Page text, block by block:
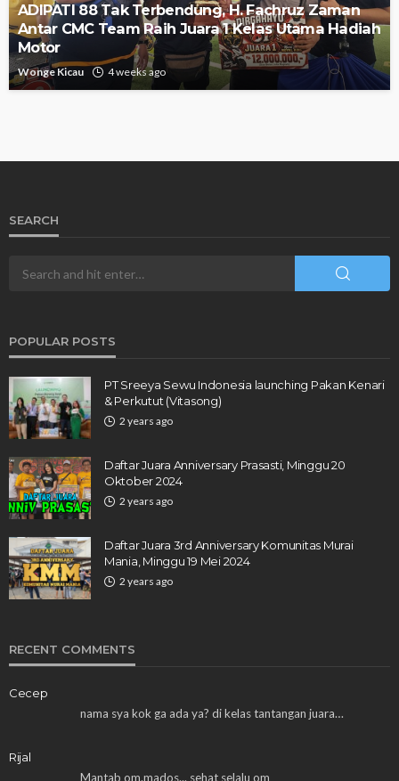
ADIPATI 88 Tak Terbendung, H. Fachruz Zaman
Antar CMC Team Raih Juara 1 Kelas Utama Hadiah
Motor
Wonge Kicau 4 weeks ago
SEARCH
POPULAR POSTS
PT Sreeya Sewu Indonesia launching Pakan Kenari
& Perkutut (Vitasong)
2 years ago
Daftar Juara Anniversary Prasasti, Minggu 20
Oktober 2024
2 years ago
Daftar Juara 3rd Anniversary Komunitas Murai
Mania, Minggu 19 Mei 2024
2 years ago
RECENT COMMENTS
Cecep
nama sya kok ga ada ya? di kelas tantangan juara…
Rijal
Mantab om.mados... sehat selalu om